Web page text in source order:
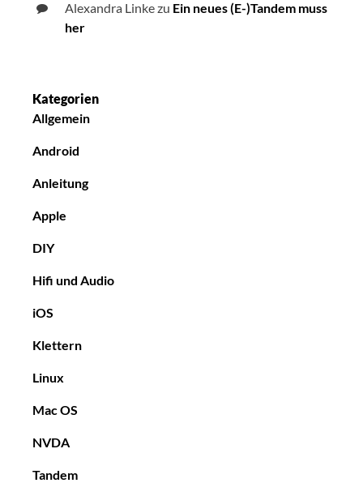
Alexandra Linkezu Ein neues (E-)Tandem muss
her
Kategorien
Allgemein
Android
Anleitung
Apple
DIY
Hifi und Audio
iOS
Klettern
Linux
Mac OS
NVDA
Tandem